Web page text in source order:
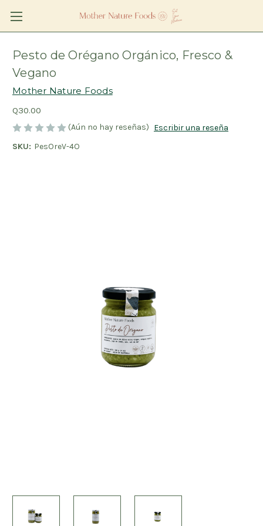
Pesto de Orégano Orgánico, Fresco &
Vegano
Mother Nature Foods
Q30.00
(Aún no hay reseñas) Escribir una reseña
SKU: PesOreV-4O